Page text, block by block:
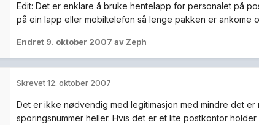
Edit: Det er enklare å bruke hentelapp for personalet på
på ein lapp eller mobiltelefon så lenge pakken er ankome
Endret 9. oktober 2007 av Zeph
Skrevet12. oktober 2007
Det er ikke nødvendig med legitimasjon med mindre det
sporingsnummer heller. Hvis det er et lite postkontor